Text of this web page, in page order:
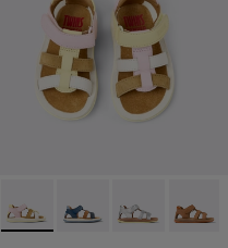
de tejido rosa para niños.
- Zapatos de tejido y piel
Twins - K800628-008 -
Twins - K800628-007
Twins -Twins